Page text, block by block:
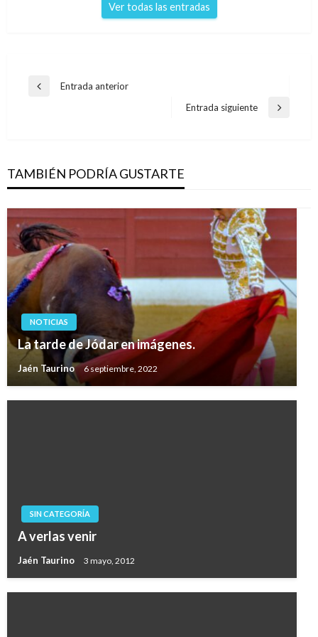
Ver todas las entradas
Navegación
Entrada
Entrada anterior
Entrada
Entrada siguiente
TAMBIÉN PODRÍA GUSTARTE
NOTICIAS
La tarde de Jódar en imágenes.
Jaén Taurino 6 septiembre, 2022
SIN CATEGORÍA
A verlas venir
Jaén Taurino 3 mayo, 2012